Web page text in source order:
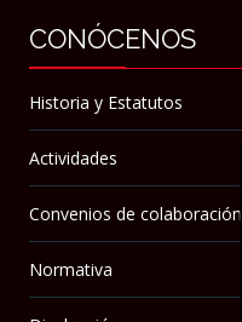
CONÓCENOS
Historia y Estatutos
Actividades
Convenios de colaboración
Normativa